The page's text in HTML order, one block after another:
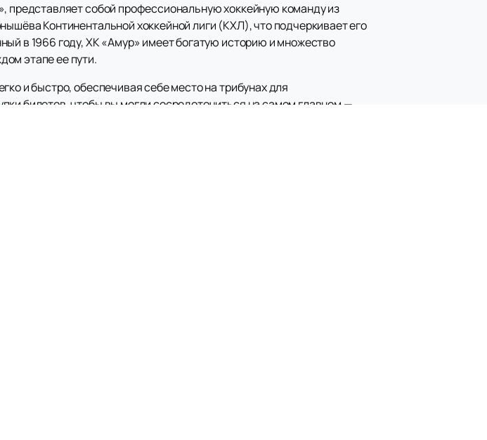
представляет собой профессиональную хоккейную команду из
Континентальной хоккейной лиги (КХЛ), что подчеркивает его
в 1966 году, ХК «Амур» имеет богатую историю и множество
этапе ее пути.
и быстро, обеспечивая себе место на трибунах для
билетов, чтобы вы могли сосредоточиться на самом главном —